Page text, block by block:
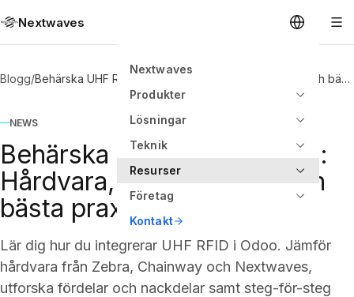
Nextwaves
Nextwaves
Produkter
Lösningar
Teknik
Resurser
Företag
Kontakt
Blogg/ Behärska UHF RFID i Odoo: Hårdvara, arbetsflöden och bästa praxis
NEWS
Behärska UHF RFID i Odoo:
Hårdvara, arbetsflöden och
bästa praxis
Lär dig hur du integrerar UHF RFID i Odoo. Jämför
hårdvara från Zebra, Chainway och Nextwaves,
utforska fördelar och nackdelar samt steg-för-steg